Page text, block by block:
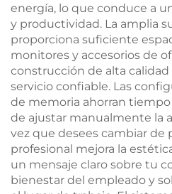
energía, lo que conduce a
y productividad. La amplia
proporciona suficiente
monitores y accesorios de
construcción de alta calidad
servicio confiable. Las
de memoria ahorran
de ajustar manualmente la
vez que desees cambiar de
profesional mejora la
un mensaje claro sobre tu
bienestar del empleado y